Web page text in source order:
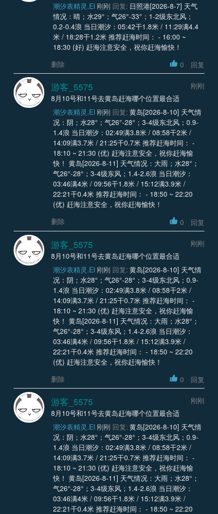
潮汐表精灵.EI 刚刚 回复: 日照港[2026-8-7] 天气
情况：晴；水29°；气26°-33°；1-2级东北风；
0.2-0.4浪 当日潮汐：05:42干1.8米 / 11:29满4.4
米 / 18:28干1.2米 推荐赶海时间： - 16:00 ~
18:30 (好) 赶海注意安全，祝你赶海愉快！
删除
0 回复
游客_5575
刚刚
8月10号和11号去黄岛赶海哪个位置最合适
潮汐表精灵.EI 刚刚 回复: 黄岛[2026-8-10] 天气情
况：阴；水28°；气26°-28°；3-4级东北风；0.9-
1.4浪 当日潮汐：02:49满3.8米 / 08:58干2米 /
14:09满3.7米 / 21:25干0.7米 推荐赶海时间： -
18:10 ~ 21:30 (优) 赶海注意安全，祝你赶海愉
快！ 黄岛[2026-8-11] 天气情况：大雨；水28°；
气26°-28°；3-4级东风；1.4-2.6浪 当日潮汐：
03:46满4米 / 09:56干1.8米 / 15:12满3.9米 /
22:21干0.4米 推荐赶海时间： - 18:50 ~ 22:20
(优) 赶海注意安全，祝你赶海愉快！
删除
0 回复
游客_5575
刚刚
8月10号和11号去黄岛赶海哪个位置最合适
潮汐表精灵.EI 刚刚 回复: 黄岛[2026-8-10] 天气情
况：阴；水28°；气26°-28°；3-4级东北风；0.9-
1.4浪 当日潮汐：02:49满3.8米 / 08:58干2米 /
14:09满3.7米 / 21:25干0.7米 推荐赶海时间： -
18:10 ~ 21:30 (优) 赶海注意安全，祝你赶海愉
快！ 黄岛[2026-8-11] 天气情况：大雨；水28°；
气26°-28°；3-4级东风；1.4-2.6浪 当日潮汐：
03:46满4米 / 09:56干1.8米 / 15:12满3.9米 /
22:21干0.4米 推荐赶海时间： - 18:50 ~ 22:20
(优) 赶海注意安全，祝你赶海愉快！
删除
0 回复
游客_5575
刚刚
8月10号和11号去黄岛赶海哪个位置最合适
潮汐表精灵.EI 刚刚 回复: 黄岛[2026-8-10] 天气情
况：阴；水28°；气26°-28°；3-4级东北风；0.9-
1.4浪 当日潮汐：02:49满3.8米 / 08:58干2米 /
14:09满3.7米 / 21:25干0.7米 推荐赶海时间： -
18:10 ~ 21:30 (优) 赶海注意安全，祝你赶海愉
快！ 黄岛[2026-8-11] 天气情况：大雨；水28°；
气26°-28°；3-4级东风；1.4-2.6浪 当日潮汐：
03:46满4米 / 09:56干1.8米 / 15:12满3.9米 /
22:21干0.4米 推荐赶海时间： - 18:50 ~ 22:20